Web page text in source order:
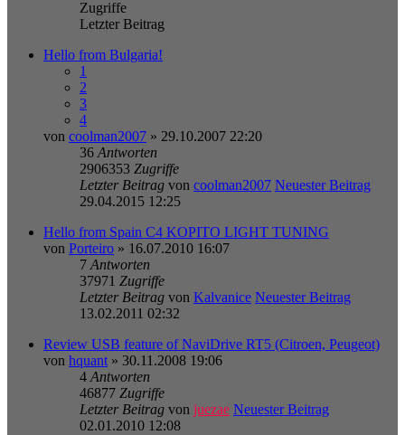
Zugriffe
Letzter Beitrag
Hello from Bulgaria!
1
2
3
4
von coolman2007 » 29.10.2007 22:20
36Antworten
2906353 Zugriffe
Letzter Beitrag von coolman2007 Neuester Beitrag
29.04.2015 12:25
Hello from Spain C4 KOPITO LIGHT TUNING
von Porteiro » 16.07.2010 16:07
7Antworten
37971 Zugriffe
Letzter Beitrag von Kalvanice Neuester Beitrag
13.02.2011 02:32
Review USB feature of NaviDrive RT5 (Citroen, Peugeot)
von hquant» 30.11.2008 19:06
4Antworten
46877 Zugriffe
Letzter Beitrag von juezae Neuester Beitrag
02.01.2010 12:08